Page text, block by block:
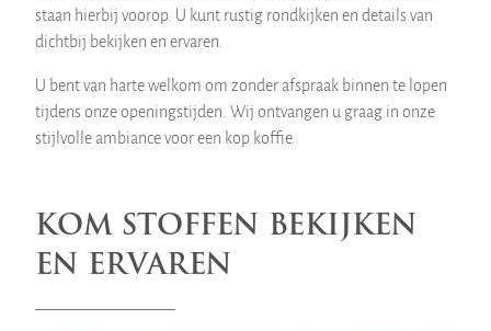
staan hierbij voorop. U kunt rustig rondkijken en details van
dichtbij bekijken en ervaren.
U bent van harte welkom om zonder afspraak binnen te lopen
tijdens onze openingstijden. Wij ontvangen u graag in onze
stijlvolle ambiance voor een kop koffie.
KOM STOFFEN BEKIJKEN
EN ERVAREN